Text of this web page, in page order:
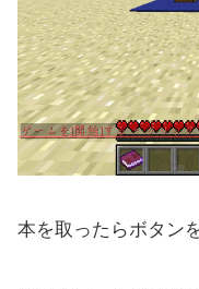
本を取ったらボタン